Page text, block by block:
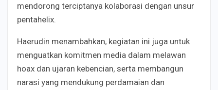
mendorong terciptanya kolaborasi dengan unsur
pentahelix.
Haerudin menambahkan, kegiatan ini juga untuk
menguatkan komitmen media dalam melawan
hoax dan ujaran kebencian, serta membangun
narasi yang mendukung perdamaian dan